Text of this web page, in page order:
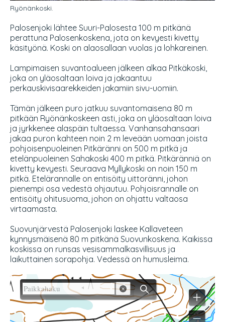
Ryönänkoski.
Palosenjoki lähtee Suuri-Palosesta 100 m pitkänä
perattuna Palosenkoskena, jota on kevyesti kivetty
käsityönä. Koski on alaosallaan vuolas ja lohkareinen.
Lampimaisen suvantoalueen jälkeen alkaa Pitkäkoski,
joka on yläosaltaan loiva ja jakaantuu
perkauskivisaarekkeiden jakamiin sivu-uomiin.
Tämän jälkeen puro jatkuu suvantomaisena 80 m
pitkään Ryönänkoskeen asti, joka on yläosaltaan loiva
ja jyrkkenee alaspäin tultaessa. Vanhansahansaari
jakaa puron kahteen noin 2 m leveään uomaan joista
pohjoisenpuoleinen Pitkäränni on 500 m pitkä ja
etelänpuoleinen Sahakoski 400 m pitkä. Pitkäränniä on
kivetty kevyesti. Seuraava Myllykoski on noin 150 m
pitkä. Etelärannalle on entisöity uittoränni, johon
pienempi osa vedestä ohjautuu. Pohjoisrannalle on
entisöity ohitusuoma, johon on ohjattu valtaosa
virtaamasta.
Suovunjärvestä Palosenjoki laskee Kallaveteen
kynnysmäisenä 80 m pitkänä Suovunkoskena. Kaikissa
koskissa on runsas vesisammalkasvillisuus ja
laikuttainen sorapohja. Vedessä on humusleima.